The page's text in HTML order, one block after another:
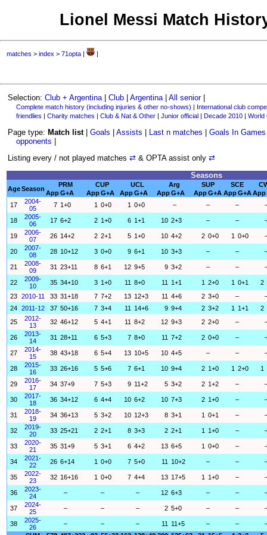
Lionel Messi Match
matches >index >71opta | |
Selection:Club + Argentina |Club |Argentina |All senior|
Complete match history (including injuries & other no-shows) | International club
friendlies | Charity matches | Club & Nat & Other| Junior official| Decade 2010| World
Page type: Match list|Goals |Assists Last n matches |Goals In Games
opponents
Listing every / not played matches⇄ & OPTA assist only⇄
Seasons
AgeSeason
PRM CUP UCL Arg SUP SCE
AppG+A AppG+A AppG+A AppG+A AppG+A AppG+AApp
17
2004-
05
7 1+0 1 0+0 1 0+0 – – –
18
2005-
06
17 6+2 2 1+0 6 1+1 10 2+3 – –
19
2006-
07
26 14+2 2 2+1 5 1+0 10 4+2 2 0+0 1 0+0
20
2007-
08
28 10+12 3 0+0 9 6+1 10 3+3 – –
21
2008-
09
31 23+11 8 6+1 12 9+5 9 3+2 – –
22
2009-
10
35 34+10 3 1+0 11 8+0 11 1+1 1 2+0 1 0+1 2
23 2010-11 33 31+18 7 7+2 13 12+3 11 4+6 2 3+0 –
24 2011-12 37 50+16 7 3+4 11 14+6 9 9+4 2 3+2 1 1+1 2
25
2012-
13
32 46+12 5 4+1 11 8+2 12 9+3 2 2+0 –
26
2013-
14
31 28+11 6 5+3 7 8+0 11 7+2 2 0+0 –
27
2014-
15
38 43+18 6 5+4 13 10+5 10 4+5 – –
28
2015-
16
33 26+16 5 5+6 7 6+1 10 9+4 2 1+0 1 2+0 1
29
2016-
17
34 37+9 7 5+3 9 11+2 5 3+2 2 1+2 –
30
2017-
18
36 34+12 6 4+4 10 6+2 10 7+3 2 1+0 –
31
2018-
19
34 36+13 5 3+2 10 12+3 8 3+1 1 0+1 –
32
2019-
20
33 25+21 2 2+1 8 3+3 2 2+1 1 1+0 –
33
2020-
21
35 31+9 5 3+1 6 4+2 13 6+5 1 0+0 –
34
2021-
22
26 6+14 1 0+0 7 5+0 11 10+2 – –
35
2022-
23
32 16+16 1 0+0 7 4+4 13 17+5 1 1+0 –
36
2023-
24
– – – 12 6+3 – –
37
2024-
25
– – – 2 5+0 – –
38
2025-
26
– – – 11 11+5 – –